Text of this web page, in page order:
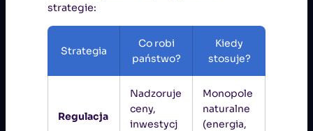
strategie:
Strategia
Co robi
państwo?
Kiedy
stosuje?
Regulacja
Nadzoruje
ceny,
inwestycj
Monopole
naturalne
(energia,